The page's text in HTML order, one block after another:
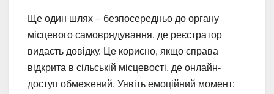
Ще один шлях – безпосередньо до органу
місцевого самоврядування, де реєстратор
видасть довідку. Це корисно, якщо справа
відкрита в сільській місцевості, де онлайн-
доступ обмежений. Уявіть емоційний момент: